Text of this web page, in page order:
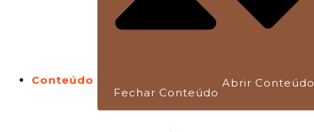
Conteúdo
Fechar Conteúdo
Abrir Conteúdo